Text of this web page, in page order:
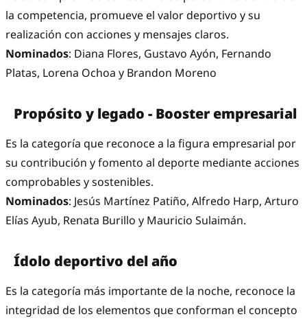
la competencia, promueve el valor deportivo y su
realización con acciones y mensajes claros.
Nominados: Diana Flores, Gustavo Ayón, Fernando
Platas, Lorena Ochoa y Brandon Moreno
Propósito y legado - Booster empresarial
Es la categoría que reconoce a la figura empresarial por
su contribución y fomento al deporte mediante acciones
comprobables y sostenibles.
Nominados: Jesús Martínez Patiño, Alfredo Harp, Arturo
Elías Ayub, Renata Burillo y Mauricio Sulaimán.
Ídolo deportivo del año
Es la categoría más importante de la noche, reconoce la
integridad de los elementos que conforman el concepto